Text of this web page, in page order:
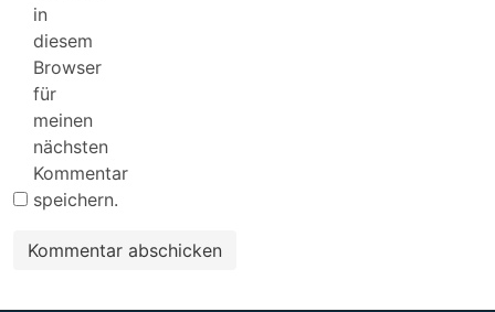
in
diesem
Browser
für
meinen
nächsten
Kommentar
speichern.